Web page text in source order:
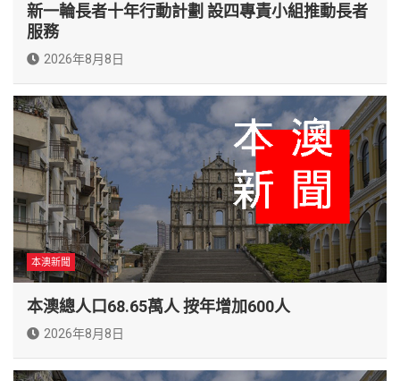
新一輪長者十年行動計劃 設四專責小組推動長者
服務
2026年8月8日
本澳新聞
本澳總人口68.65萬人 按年增加600人
2026年8月8日